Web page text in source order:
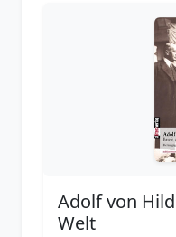
Adolf von
Welt